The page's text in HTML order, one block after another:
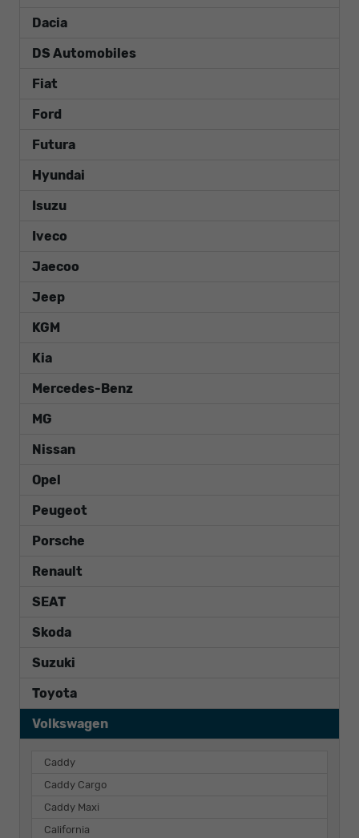
Dacia
DS Automobiles
Fiat
Ford
Futura
Hyundai
Isuzu
Iveco
Jaecoo
Jeep
KGM
Kia
Mercedes-Benz
MG
Nissan
Opel
Peugeot
Porsche
Renault
SEAT
Skoda
Suzuki
Toyota
Volkswagen
Caddy
Caddy Cargo
Caddy Maxi
California